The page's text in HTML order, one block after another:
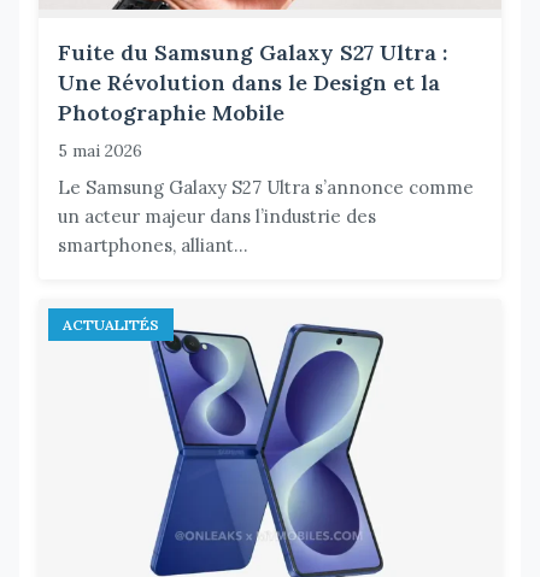
Fuite du Samsung Galaxy S27 Ultra :
Une Révolution dans le Design et la
Photographie Mobile
5 mai 2026
Le Samsung Galaxy S27 Ultra s’annonce comme
un acteur majeur dans l’industrie des
smartphones, alliant...
ACTUALITÉS